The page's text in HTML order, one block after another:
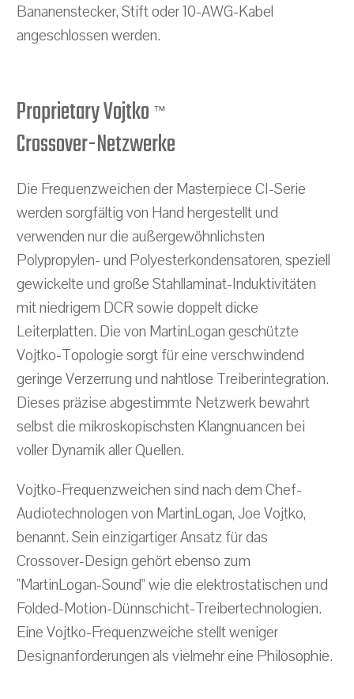
Bananenstecker, Stift oder 10-AWG-Kabel
angeschlossen werden.
Proprietary Vojtko ™
Crossover-Netzwerke
Die Frequenzweichen der Masterpiece CI-Serie
werden sorgfältig von Hand hergestellt und
verwenden nur die außergewöhnlichsten
Polypropylen- und Polyesterkondensatoren, speziell
gewickelte und große Stahllaminat-Induktivitäten
mit niedrigem DCR sowie doppelt dicke
Leiterplatten. Die von MartinLogan geschützte
Vojtko-Topologie sorgt für eine verschwindend
geringe Verzerrung und nahtlose Treiberintegration.
Dieses präzise abgestimmte Netzwerk bewahrt
selbst die mikroskopischsten Klangnuancen bei
voller Dynamik aller Quellen.
Vojtko-Frequenzweichen sind nach dem Chef-
Audiotechnologen von MartinLogan, Joe Vojtko,
benannt. Sein einzigartiger Ansatz für das
Crossover-Design gehört ebenso zum
"MartinLogan-Sound" wie die elektrostatischen und
Folded-Motion-Dünnschicht-Treibertechnologien.
Eine Vojtko-Frequenzweiche stellt weniger
Designanforderungen als vielmehr eine Philosophie.